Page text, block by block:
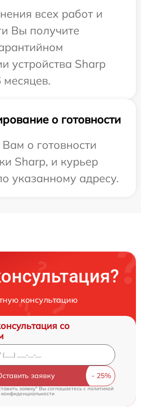
всех работ и
Вы получите
устройства Sharp
о готовности
о готовности
Sharp, и курьер
указанному адресу.
консультацию
со
заявку
заявку" Вы соглашаетесь cполитикой
конфиденциальности